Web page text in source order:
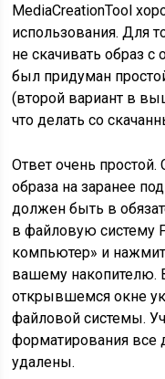
MediaCreationTool
использования. Для
не скачивать образ
был придуман
(второй вариант в
что делать со
Ответ очень
образа на заранее
должен быть в
в файловую систему
компьютер» и
вашему накопителю.
открывшемся окне
файловой системы.
форматирования все
удалены.